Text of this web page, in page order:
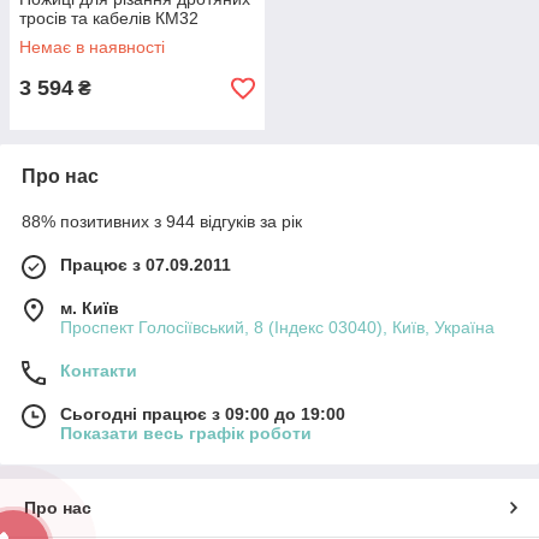
тросів та кабелів КМ32
Немає в наявності
3 594 ₴
Про нас
88% позитивних з 944 відгуків за рік
Працює з 07.09.2011
м. Київ
Проспект Голосіївський, 8 (Індекс 03040), Київ, Україна
Контакти
Сьогодні працює з 09:00 до 19:00
Показати весь графік роботи
Про нас